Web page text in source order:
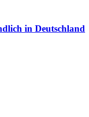
in Deutschland